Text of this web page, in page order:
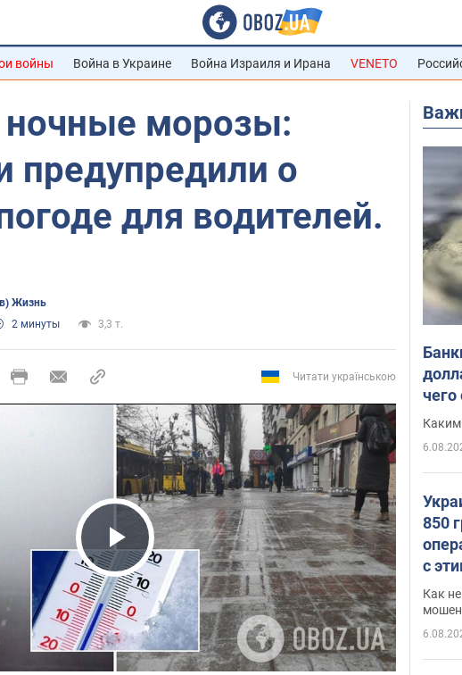
войны Война в Украине Война Израиля и Ирана VENETO
морозы:
предупредили о
для водителей.
Жизнь
2 минуты 3,3 т.
Читати українською
Play Video
Каким
850
с
Как